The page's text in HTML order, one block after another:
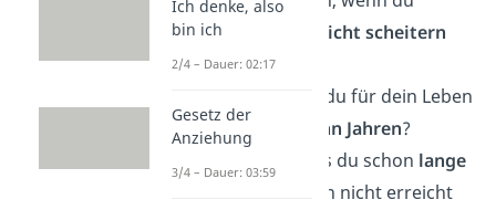
wüsstest, dass du
nicht scheitern
kannst?
Welche Vision hast du für dein Leben
in den nächsten
zehn Jahren?
Gibt es ein Ziel, dass du schon lange
, aber noch nicht erreicht
Ich denke, also
bin ich
2/4 – Dauer: 02:17
Gesetz der
Anziehung
3/4 – Dauer: 03:59